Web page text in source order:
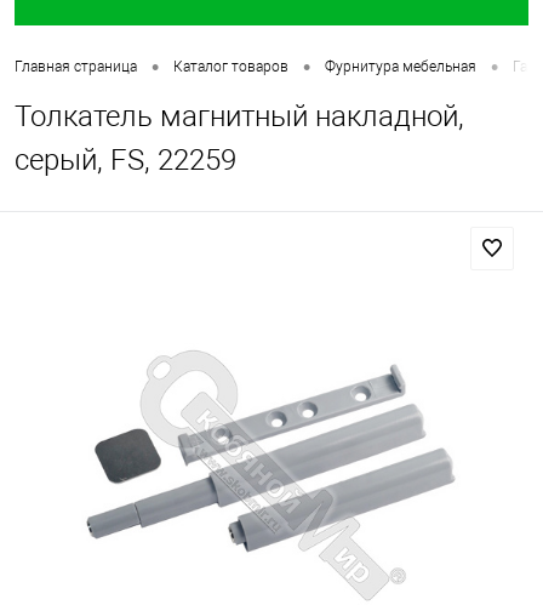
Главная страница • Каталог товаров • Фурнитура мебельная •
Толкатель магнитный накладной,
серый, FS, 22259